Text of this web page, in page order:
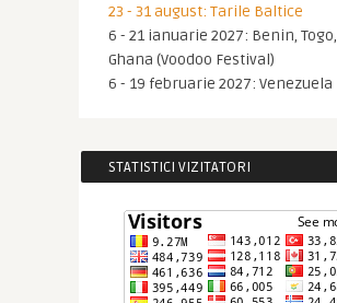
23 - 31 august: Tarile Baltice
6 - 21 ianuarie 2027: Benin, Togo,
Ghana (Voodoo Festival)
6 - 19 februarie 2027: Venezuela
STATISTICI VIZITATORI